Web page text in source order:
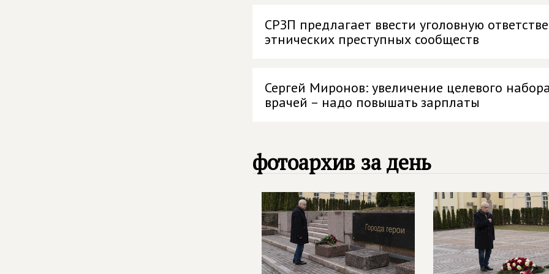
СРЗП предлагает ввести уголовную
этнических преступных сообществ
Сергей Миронов: увеличение целевого
врачей – надо повышать зарплаты
фотоархив за день